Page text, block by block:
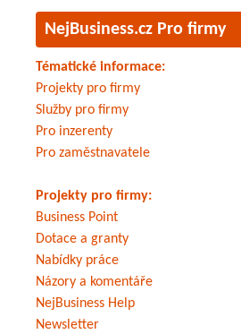
NejBusiness.cz Pro firmy
Tématické informace:
Projekty pro firmy
Služby pro firmy
Pro inzerenty
Pro zaměstnavatele
Projekty pro firmy:
Business Point
Dotace a granty
Nabídky práce
Názory a komentáře
NejBusiness Help
Newsletter